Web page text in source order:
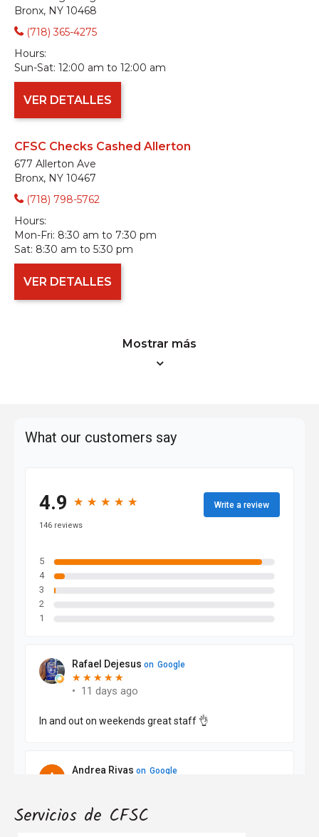
Bronx, NY 10468
(718) 365-4275
Hours:
Sun-Sat: 12:00 am to 12:00 am
VER DETALLES
CFSC Checks Cashed Allerton
677 Allerton Ave
Bronx, NY 10467
(718) 798-5762
Hours:
Mon-Fri: 8:30 am to 7:30 pm
Sat: 8:30 am to 5:30 pm
VER DETALLES
Mostrar más
Servicios de CFSC